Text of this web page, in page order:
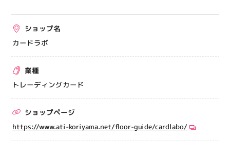
運営会社
出店をご検討の方へ
催事出店募集
アティビジョンについて
ショップ名
カードラボ
業種
トレーディングカード
ショップページ
https://www.ati-koriyama.net/floor-guide/cardlabo/